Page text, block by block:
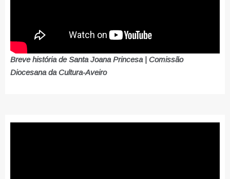
Breve história de Santa Joana Princesa | Comissão
Diocesana da Cultura-Aveiro